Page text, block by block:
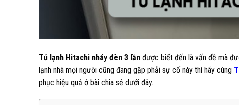
Tủ lạnh Hitachi nháy đèn 3 lần được biết đến là vấn đề mà
lạnh nhà mọi người cũng đang gặp phải sự cố này thì hãy cùng
phục hiệu quả ở bài chia sẻ dưới đây.